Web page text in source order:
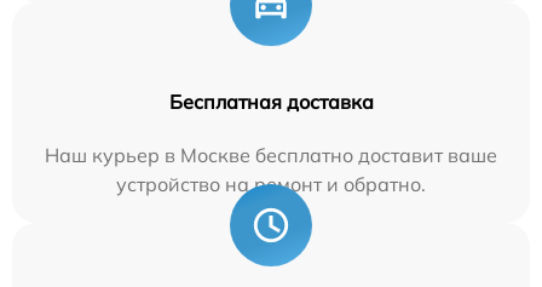
Бесплатная доставка
Наш курьер в Москве бесплатно доставит ваше
устройство на ремонт и обратно.